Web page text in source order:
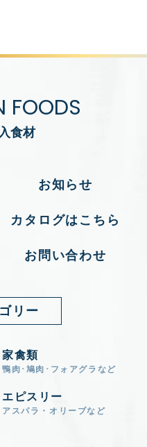
FOODS
食材
お知らせ
カタログはこちら
お問い合わせ
リー
家禽類
鴨肉･鳩肉･フォアグラなど
エピスリー
アスパラ・オリーブなど